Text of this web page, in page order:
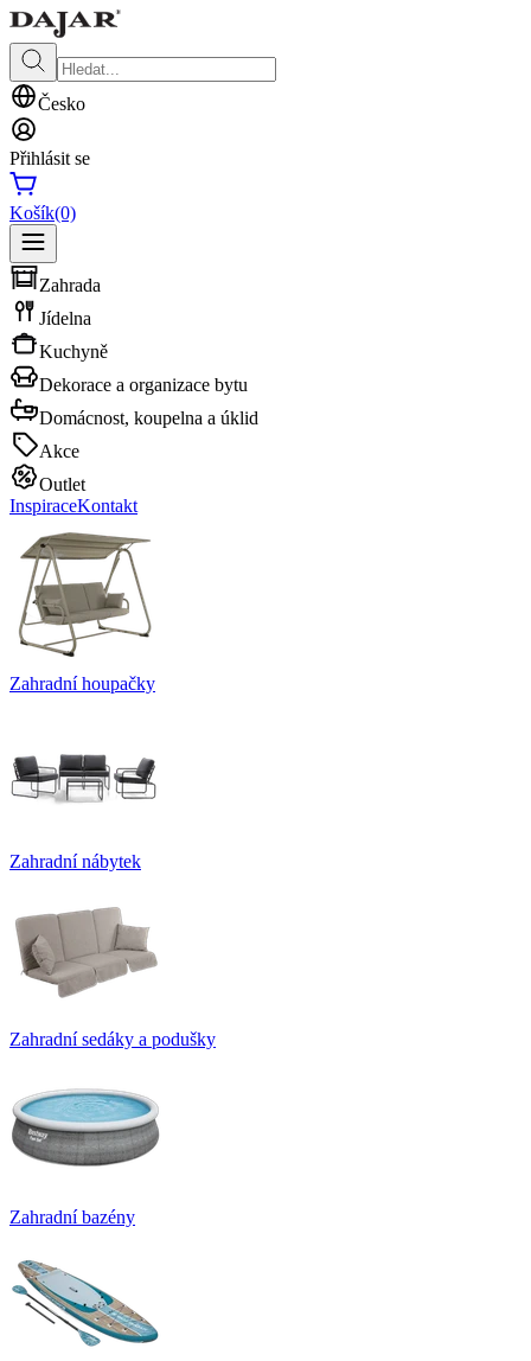
Česko
Přihlásit se
Košík(0)
Zahrada
Jídelna
Kuchyně
Dekorace a organizace bytu
Domácnost, koupelna a úklid
Akce
Outlet
InspiraceKontakt
Zahradní houpačky
Zahradní nábytek
Zahradní sedáky a podušky
Zahradní bazény